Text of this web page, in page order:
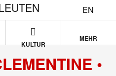
EN
KULTUR
MEHR
•